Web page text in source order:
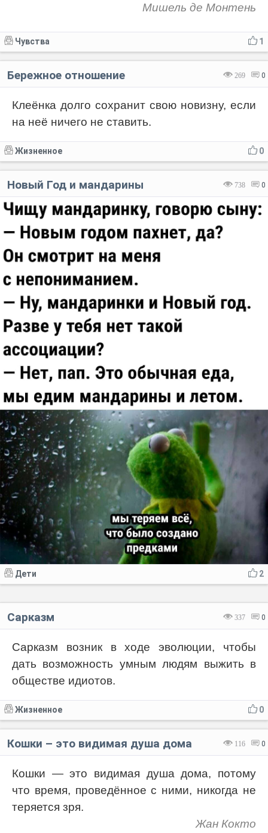
Мишель де Монтень
1
Чувства
269 0
Бережное отношение
Клеёнка долго сохранит свою новизну, если
на неё ничего не ставить.
0
Жизненное
738 0
Новый Год и мандарины
2
Дети
337 0
Сарказм
Сарказм возник в ходе эволюции, чтобы
дать возможность умным людям выжить в
обществе идиотов.
0
Жизненное
116 0
Кошки – это видимая душа дома
Кошки — это видимая душа дома, потому
что время, проведённое с ними, никогда не
теряется зря.
Жан Кокто